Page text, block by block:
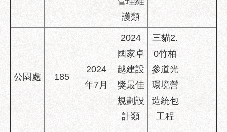
護類
公園處 185
2024
年7月
2024
國家卓
越建設
獎最佳
規劃設
計類
三貓2.
0竹柏
參道光
環境營
造統包
工程